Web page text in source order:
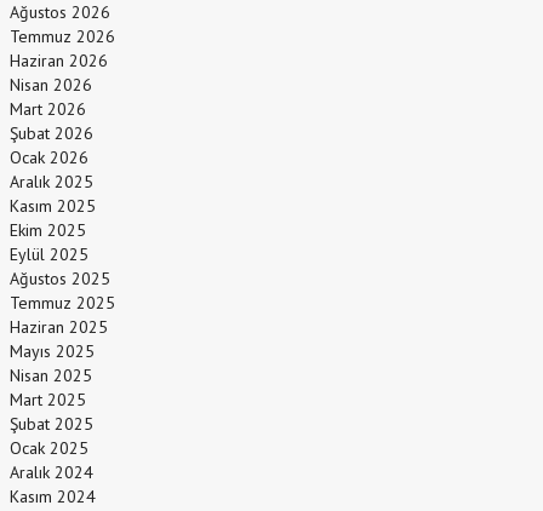
Ağustos 2026
Temmuz 2026
Haziran 2026
Nisan 2026
Mart 2026
Şubat 2026
Ocak 2026
Aralık 2025
Kasım 2025
Ekim 2025
Eylül 2025
Ağustos 2025
Temmuz 2025
Haziran 2025
Mayıs 2025
Nisan 2025
Mart 2025
Şubat 2025
Ocak 2025
Aralık 2024
Kasım 2024